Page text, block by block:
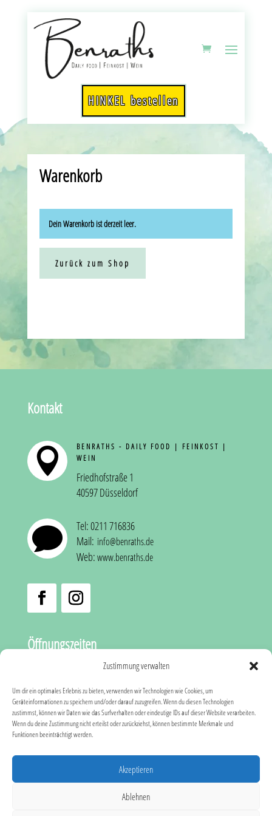
Zustimmung verwalten
Um dir ein optimales Erlebnis zu bieten, verwenden wir Technologien wie Cookies, um
Geräteinformationen zu speichern und/oder darauf zuzugreifen. Wenn du diesen Technologien
zustimmst, können wir Daten wie das Surfverhalten oder eindeutige IDs auf dieser Website verarbeiten.
Wenn du deine Zustimmung nicht erteilst oder zurückziehst, können bestimmte Merkmale und
Funktionen beeinträchtigt werden.
Akzeptieren
Ablehnen
HINKEL bestellen
Warenkorb
Dein Warenkorb ist derzeit leer.
Zurück zum Shop
Kontakt

BENRATHS - DAILY FOOD | FEINKOST |
WEIN
Friedhofstraße 1
40597 Düsseldorf

Tel: 0211 716836
Mail: info@benraths.de
Web:www.benraths.de
Öffnungszeiten
Sa
9:30 – 14:00 Uhr
Ruhetage